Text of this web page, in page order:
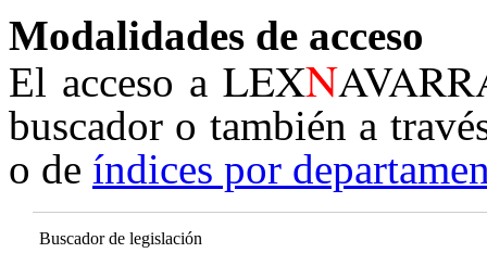
Modalidades de acceso
El acceso aLEXN
buscador o también a
o de índices por
Buscador de legislación